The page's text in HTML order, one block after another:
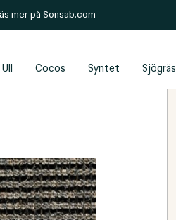
mer på Sonsab.com
Ull Cocos Syntet Sjögräs